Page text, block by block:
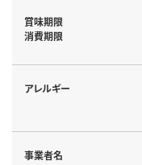
賞味期限
消費期限
アレルギー
事業者名